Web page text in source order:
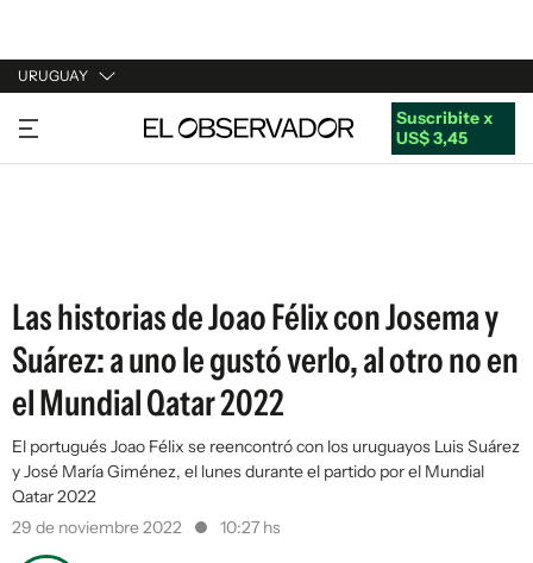
URUGUAY
URUGUAY
ARGENTINA
Suscribite x
US$ 3,45
Las historias de Joao Félix con Josema y
Suárez: a uno le gustó verlo, al otro no en
el Mundial Qatar 2022
El portugués Joao Félix se reencontró con los uruguayos Luis Suárez
y José María Giménez, el lunes durante el partido por el Mundial
Qatar 2022
29 de noviembre 2022
10:27 hs